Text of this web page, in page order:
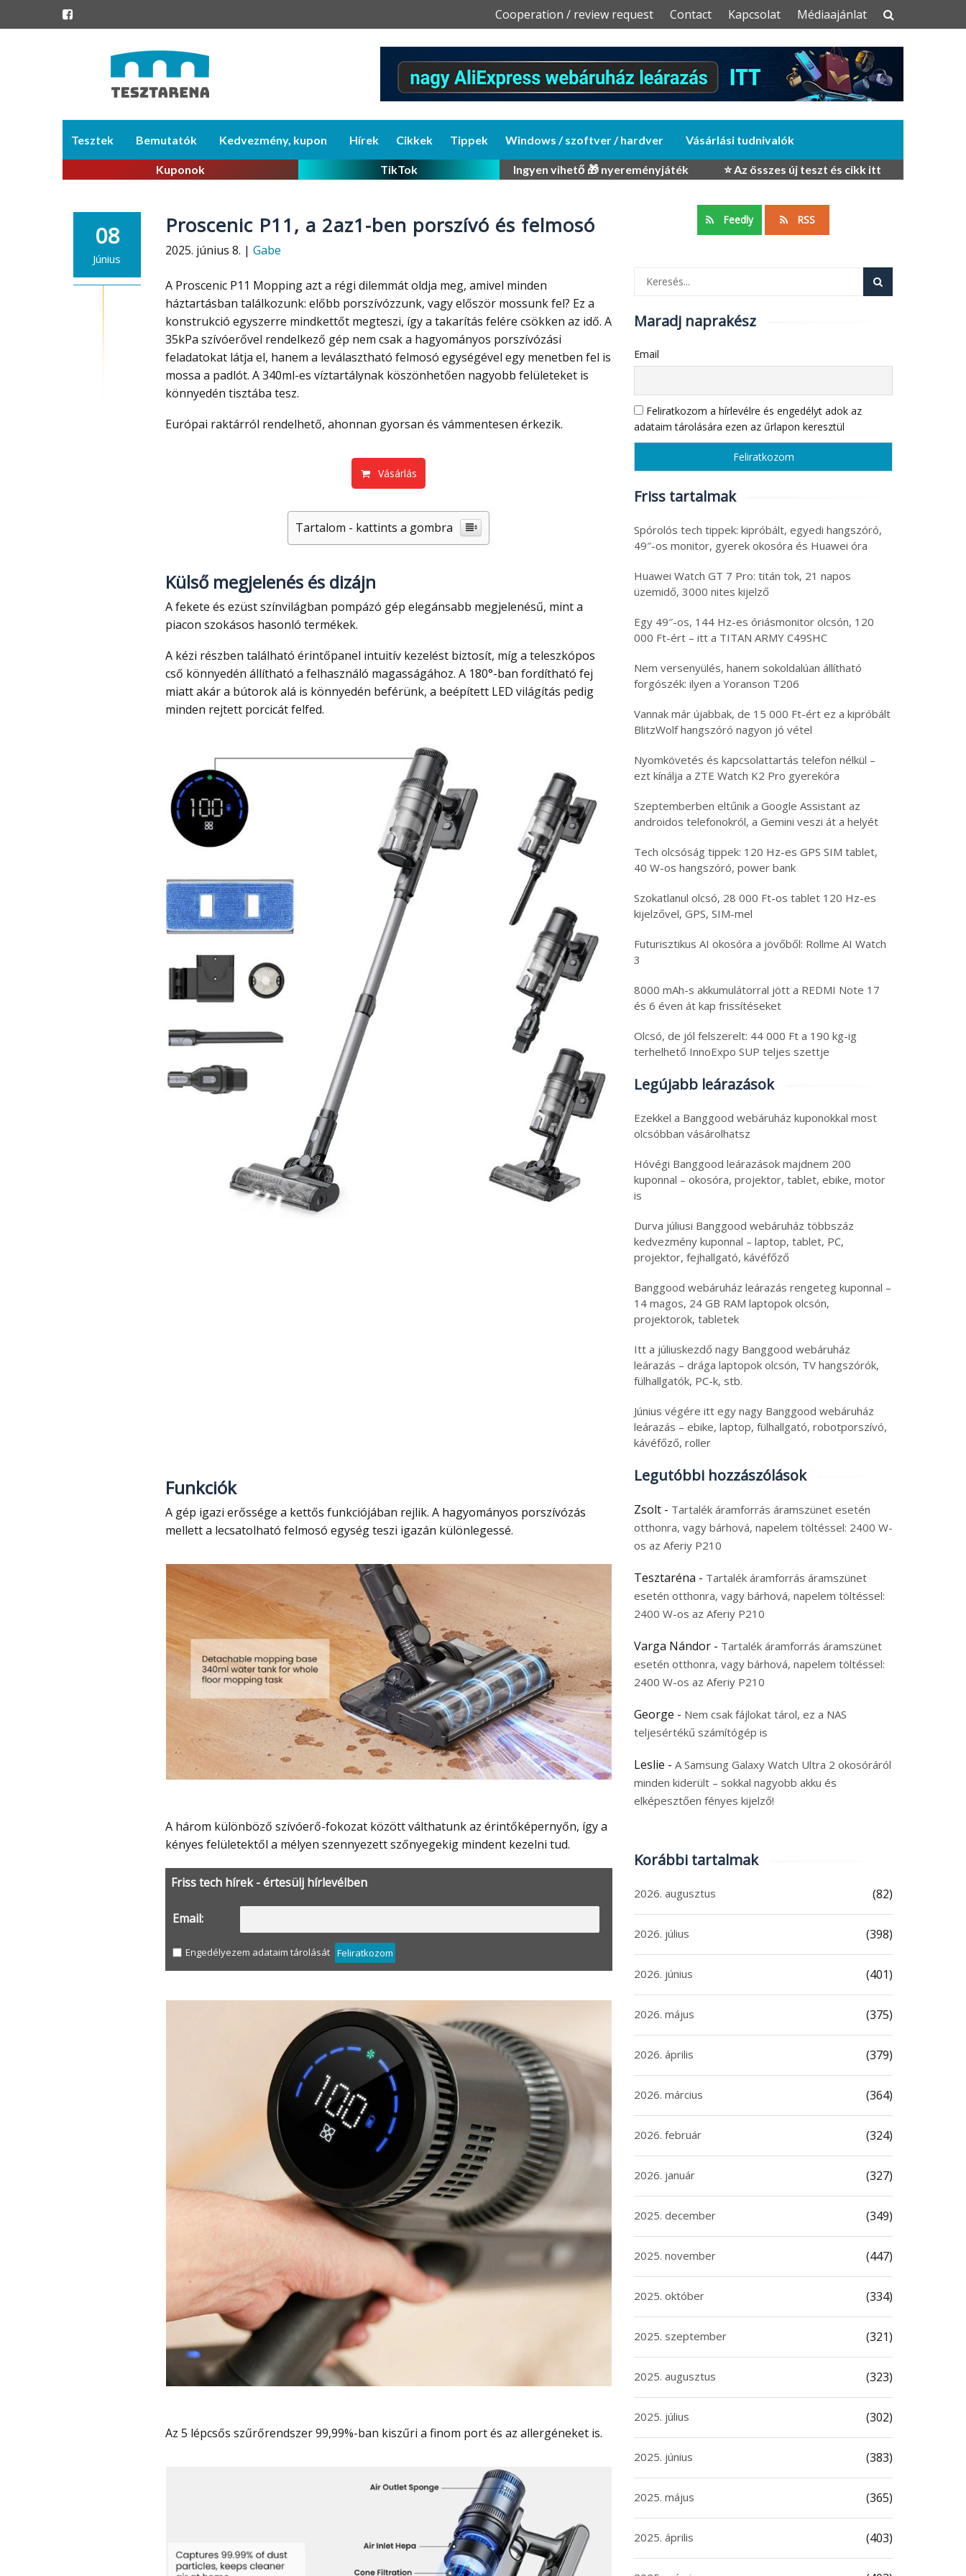
Skip
Cooperation / review request Contact Kapcsolat Médiaajánlat
content
Tesztek Bemutatók Kedvezmény, kupon Hírek Cikkek Tippek Windows / szoftver / hardver Vásárlási tudnivalók
Kuponok TikTok Ingyen vihető 🎁 nyereményjáték ⭐ Az összes új teszt és cikk itt
08
Június
Proscenic P11, a 2az1-ben porszívó és felmosó
2025. június 8. | Gabe
A Proscenic P11 Mopping azt a régi dilemmát oldja meg, amivel minden
háztartásban találkozunk: előbb porszívózzunk, vagy először mossunk fel? Ez a
konstrukció egyszerre mindkettőt megteszi, így a takarítás felére csökken az idő. A
35kPa szívóerővel rendelkező gép nem csak a hagyományos porszívózási
feladatokat látja el, hanem a leválasztható felmosó egységével egy menetben fel is
mossa a padlót. A 340ml-es víztartálynak köszönhetően nagyobb felületeket is
könnyedén tisztába tesz.
Európai raktárról rendelhető, ahonnan gyorsan és vámmentesen érkezik.
Vásárlás
Tartalom - kattints a gombra
Külső megjelenés és dizájn
A fekete és ezüst színvilágban pompázó gép elegánsabb megjelenésű, mint a
piacon szokásos hasonló termékek.
A kézi részben található érintőpanel intuitív kezelést biztosít, míg a teleszkópos
cső könnyedén állítható a felhasználó magasságához. A 180°-ban fordítható fej
miatt akár a bútorok alá is könnyedén beférünk, a beépített LED világítás pedig
minden rejtett porcicát felfed.
Funkciók
A gép igazi erőssége a kettős funkciójában rejlik. A hagyományos porszívózás
mellett a lecsatolható felmosó egység teszi igazán különlegessé.
A három különböző szívóerő-fokozat között válthatunk az érintőképernyőn, így a
kényes felületektől a mélyen szennyezett szőnyegekig mindent kezelni tud.
Friss tech hírek - értesülj hírlevélben
Email:
Engedélyezem adataim tárolását Feliratkozom
Az 5 lépcsős szűrőrendszer 99,99%-ban kiszűri a finom port és az allergéneket is.
Feedly RSS
Maradj naprakész
Email
Feliratkozom a hírlevélre és engedélyt adok az
adataim tárolására ezen az űrlapon keresztül
Friss tartalmak
Spórolós tech tippek: kipróbált, egyedi hangszóró,
49″-os monitor, gyerek okosóra és Huawei óra
Huawei Watch GT 7 Pro: titán tok, 21 napos
üzemidő, 3000 nites kijelző
Egy 49″-os, 144 Hz-es óriásmonitor olcsón, 120
000 Ft-ért – itt a TITAN ARMY C49SHC
Nem versenyülés, hanem sokoldalúan állítható
forgószék: ilyen a Yoranson T206
Vannak már újabbak, de 15 000 Ft-ért ez a kipróbált
BlitzWolf hangszóró nagyon jó vétel
Nyomkövetés és kapcsolattartás telefon nélkül –
ezt kínálja a ZTE Watch K2 Pro gyerekóra
Szeptemberben eltűnik a Google Assistant az
androidos telefonokról, a Gemini veszi át a helyét
Tech olcsóság tippek: 120 Hz-es GPS SIM tablet,
40 W-os hangszóró, power bank
Szokatlanul olcsó, 28 000 Ft-os tablet 120 Hz-es
kijelzővel, GPS, SIM-mel
Futurisztikus AI okosóra a jövőből: Rollme AI Watch
3
8000 mAh-s akkumulátorral jött a REDMI Note 17
és 6 éven át kap frissítéseket
Olcsó, de jól felszerelt: 44 000 Ft a 190 kg-ig
terhelhető InnoExpo SUP teljes szettje
Legújabb leárazások
Ezekkel a Banggood webáruház kuponokkal most
olcsóbban vásárolhatsz
Hóvégi Banggood leárazások majdnem 200
kuponnal – okosóra, projektor, tablet, ebike, motor
is
Durva júliusi Banggood webáruház többszáz
kedvezmény kuponnal – laptop, tablet, PC,
projektor, fejhallgató, kávéfőző
Banggood webáruház leárazás rengeteg kuponnal –
14 magos, 24 GB RAM laptopok olcsón,
projektorok, tabletek
Itt a júliuskezdő nagy Banggood webáruház
leárazás – drága laptopok olcsón, TV hangszórók,
fülhallgatók, PC-k, stb.
Június végére itt egy nagy Banggood webáruház
leárazás – ebike, laptop, fülhallgató, robotporszívó,
kávéfőző, roller
Legutóbbi hozzászólások
Zsolt - Tartalék áramforrás áramszünet esetén
otthonra, vagy bárhová, napelem töltéssel: 2400 W-
os az Aferiy P210
Tesztaréna - Tartalék áramforrás áramszünet
esetén otthonra, vagy bárhová, napelem töltéssel:
2400 W-os az Aferiy P210
Varga Nándor - Tartalék áramforrás áramszünet
esetén otthonra, vagy bárhová, napelem töltéssel:
2400 W-os az Aferiy P210
George - Nem csak fájlokat tárol, ez a NAS
teljesértékű számítógép is
Leslie - A Samsung Galaxy Watch Ultra 2 okosóráról
minden kiderült – sokkal nagyobb akku és
elképesztően fényes kijelző!
Korábbi tartalmak
2026. augusztus (82)
2026. július (398)
2026. június (401)
2026. május (375)
2026. április (379)
2026. március (364)
2026. február (324)
2026. január (327)
2025. december (349)
2025. november (447)
2025. október (334)
2025. szeptember (321)
2025. augusztus (323)
2025. július (302)
2025. június (383)
2025. május (365)
2025. április (403)